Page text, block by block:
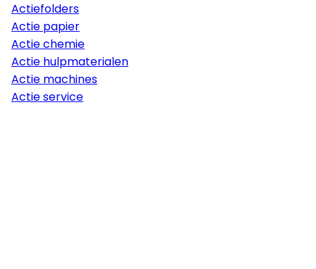
Actiefolders
Actie papier
Actie chemie
Actie hulpmaterialen
Actie machines
Actie service